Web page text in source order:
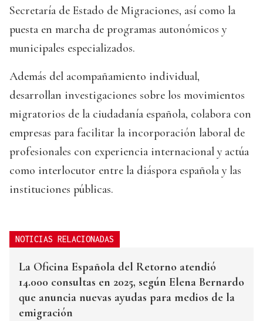
Secretaría de Estado de Migraciones, así como la
puesta en marcha de programas autonómicos y
municipales especializados.
Además del acompañamiento individual,
desarrollan investigaciones sobre los movimientos
migratorios de la ciudadanía española, colabora con
empresas para facilitar la incorporación laboral de
profesionales con experiencia internacional y actúa
como interlocutor entre la diáspora española y las
instituciones públicas.
NOTICIAS RELACIONADAS
La Oficina Española del Retorno atendió
14.000 consultas en 2025, según Elena Bernardo
que anuncia nuevas ayudas para medios de la
emigración